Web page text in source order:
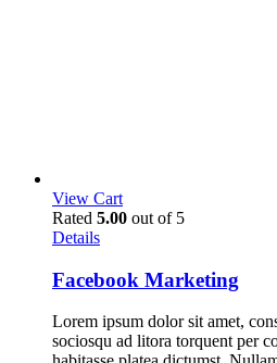
View Cart
Rated 5.00 out of 5
Details
Facebook Marketing
Lorem ipsum dolor sit amet,
sociosqu ad litora torquent per